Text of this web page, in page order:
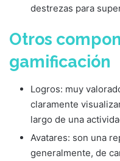
destrezas para
Otros
gamificación
Logros: muy
claramente
largo de una
Avatares: son una
generalmente, de